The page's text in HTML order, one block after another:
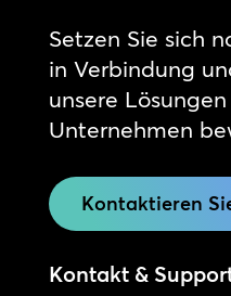
Setzen Sie sich
in Verbindung
unsere
Unternehmen
Kontaktieren
Kontakt &